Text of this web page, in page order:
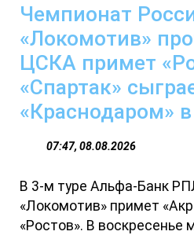
Чемпионат
«Локомотив»
ЦСКА примет
«Спартак»
«Краснодаром»
07:47, 08.08.2026
В 3-м туре Альфа-Банк
«Локомотив» примет
«Ростов». В воскресенье